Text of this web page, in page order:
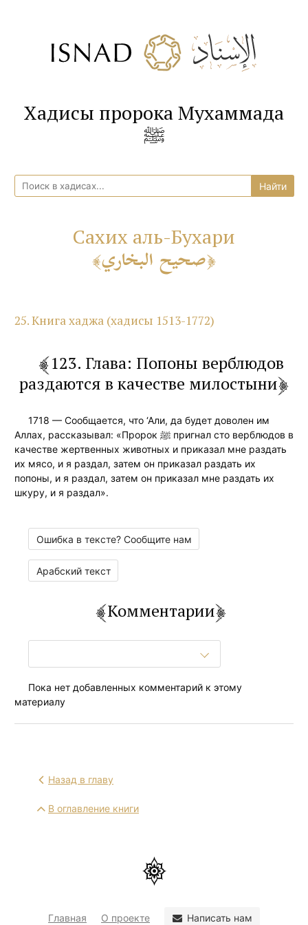
Хадисы пророка Мухаммада
ﷺ
Сахих аль-Бухари
صحيح البخاري
25. Книга хаджа (хадисы 1513-1772)
123. Глава: Попоны верблюдов
раздаются в качестве милостыни
1718 — Сообщается, что ‘Али, да будет доволен им
Аллах, рассказывал: «Пророк ﷺ пригнал сто верблюдов в
качестве жертвенных животных и приказал мне раздать
их мясо, и я раздал, затем он приказал раздать их
попоны, и я раздал, затем он приказал мне раздать их
шкуру, и я раздал».
Ошибка в тексте? Сообщите нам
Арабский текст
Комментарии
Пока нет добавленных комментарий к этому
материалу
Назад в главу
В оглавление книги
Главная О проекте Написать нам